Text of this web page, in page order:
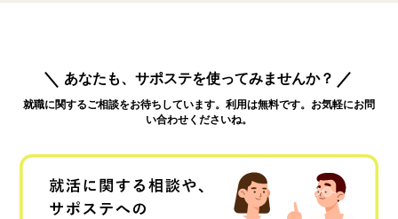
あなたも、サポステを使ってみませんか？
就職に関するご相談をお待ちしています。利用は無料です。お気軽にお問
い合わせくださいね。